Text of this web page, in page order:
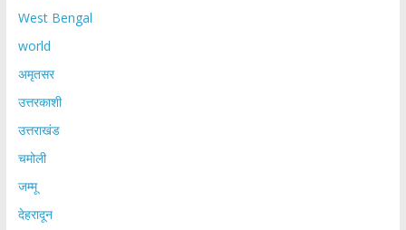
West Bengal
world
अमृतसर
उत्तरकाशी
उत्तराखंड
चमोली
जम्मू
देहरादून